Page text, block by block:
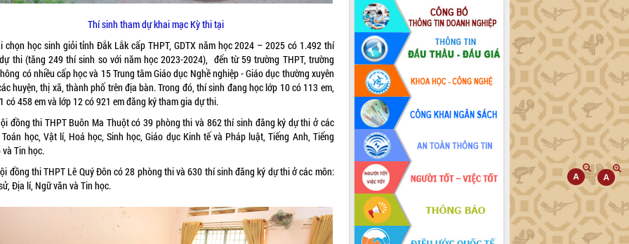
Thí sinh tham dự khai mạc Kỳ thi tại
chọn học sinh giỏi tỉnh Đắk Lắk cấp THPT, GDTX năm học 2024 – 2025 có 1.492 thí
thi (tăng 249 thí sinh so với năm học 2023-2024), đến từ 59 trường THPT, trường
có nhiều cấp học và 15 Trung tâm Giáo dục Nghề nghiệp - Giáo dục thường xuyên
huyện, thị xã, thành phố trên địa bàn. Trong đó, thí sinh đang học lớp 10 có 113 em,
có 458 em và lớp 12 có 921 em đăng ký tham gia dự thi.
đồng thi THPT Buôn Ma Thuột có 39 phòng thi và 862 thí sinh đăng ký dự thi ở các
học, Vật lí, Hoá học, Sinh học, Giáo dục Kinh tế và Pháp luật, Tiếng Anh, Tiếng
và Tin học.
đồng thi THPT Lê Quý Đôn có 28 phòng thi và 630 thí sinh đăng ký dự thi ở các môn:
Địa lí, Ngữ văn và Tin học.